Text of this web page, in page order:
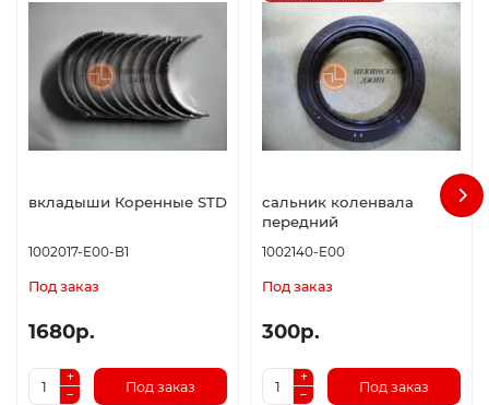
вкладыши Коренные STD
1002017-E00-B1
Под заказ
1680р.
Под заказ
сальник коленвала
передний
1002140-E00
Под заказ
300р.
Под заказ